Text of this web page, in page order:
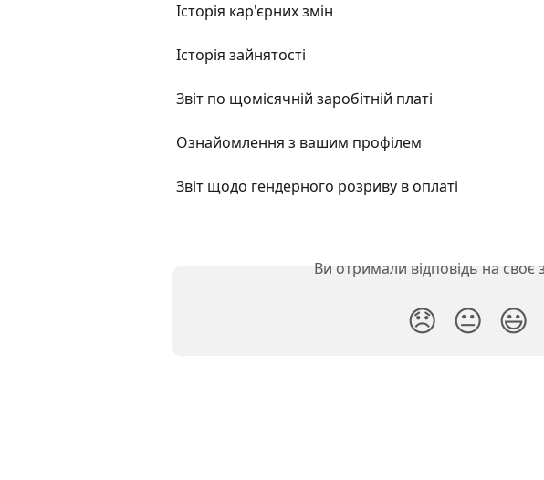
Історія кар'єрних змін
Історія зайнятості
Звіт по щомісячній заробітній платі
Ознайомлення з вашим профілем
Звіт щодо гендерного розриву в оплаті
Ви отримали відповідь на своє
😞 😐 😃